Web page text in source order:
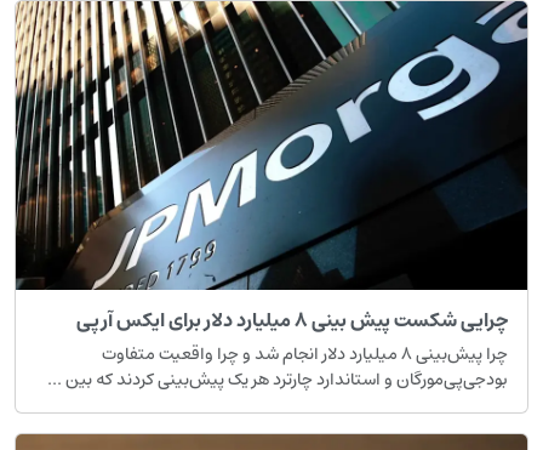
شکست پیش بینی ۸ میلیارد دلار برای ایکس آرپی
چرا پیش‌بینی ۸ میلیارد دلار انجام شد و چرا واقعیت متفاوت
و استاندارد چارترد هر یک پیش‌بینی کردند که بین ...